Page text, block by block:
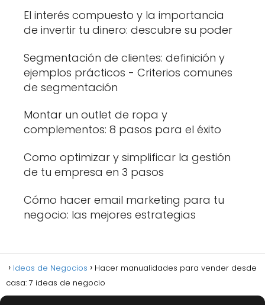
El interés compuesto y la importancia
de invertir tu dinero: descubre su poder
Segmentación de clientes: definición y
ejemplos prácticos - Criterios comunes
de segmentación
Montar un outlet de ropa y
complementos: 8 pasos para el éxito
Como optimizar y simplificar la gestión
de tu empresa en 3 pasos
Cómo hacer email marketing para tu
negocio: las mejores estrategias
Ideas de Negocios
Hacer manualidades para vender desde
casa: 7 ideas de negocio